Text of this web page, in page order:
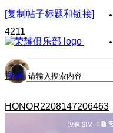
搜索
[复制帖子标题和链接]
4211
HONOR2208147206463